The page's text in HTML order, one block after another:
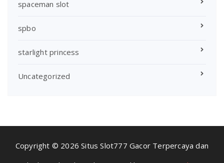
spaceman slot
spbo
starlight princess
Uncategorized
Copyright © 2026 Situs Slot777 Gacor Terpercaya dan